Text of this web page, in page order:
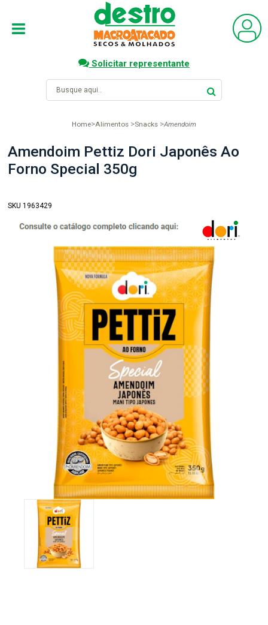
Solicitar representante
Home Alimentos Snacks Amendoim
Amendoim Pettiz Dori Japonês Ao
Forno Special 350g
SKU 1963429